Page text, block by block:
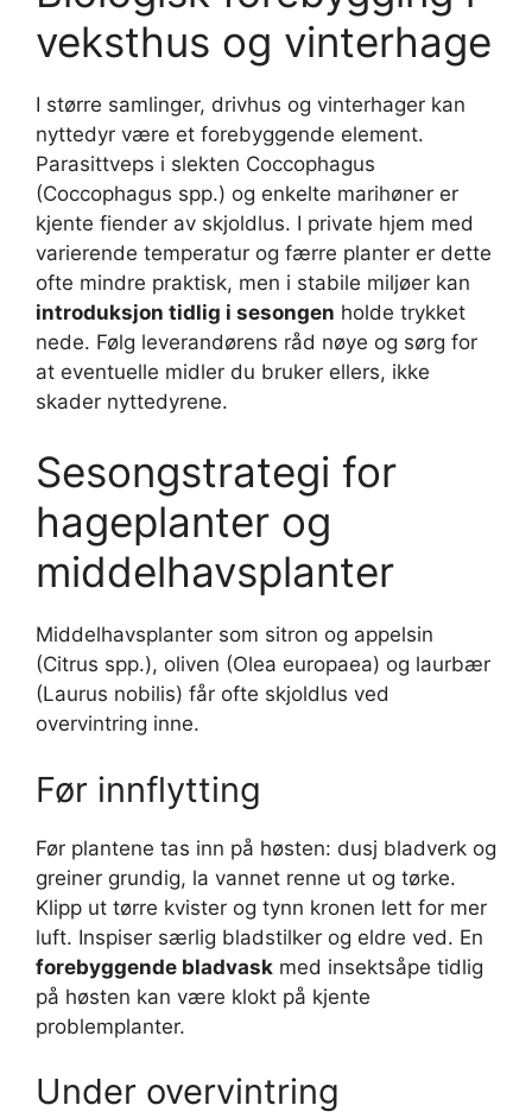
veksthus og vinterhage
I større samlinger, drivhus og vinterhager kan
nyttedyr være et forebyggende element.
Parasittveps i slekten Coccophagus
(Coccophagus spp.) og enkelte marihøner er
kjente fiender av skjoldlus. I private hjem med
varierende temperatur og færre planter er dette
ofte mindre praktisk, men i stabile miljøer kan
introduksjon tidlig i sesongen holde trykket
nede. Følg leverandørens råd nøye og sørg for
at eventuelle midler du bruker ellers, ikke
skader nyttedyrene.
Sesongstrategi for
hageplanter og
middelhavsplanter
Middelhavsplanter som sitron og appelsin
(Citrus spp.), oliven (Olea europaea) og laurbær
(Laurus nobilis) får ofte skjoldlus ved
overvintring inne.
Før innflytting
Før plantene tas inn på høsten: dusj bladverk og
greiner grundig, la vannet renne ut og tørke.
Klipp ut tørre kvister og tynn kronen lett for mer
luft. Inspiser særlig bladstilker og eldre ved. En
forebyggende bladvask med insektsåpe tidlig
på høsten kan være klokt på kjente
problemplanter.
Under overvintring